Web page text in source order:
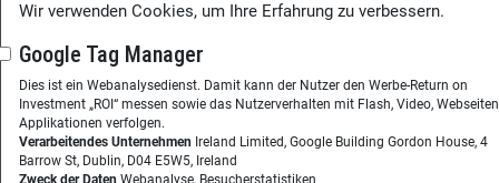
Wir verwenden Cookies, um Ihre Erfahrung zu verbessern.
Google Tag Manager
Dies ist ein Webanalysedienst. Damit kann der Nutzer den Werbe-Return on
Investment „ROI“ messen sowie das Nutzerverhalten mit Flash, Video,
Applikationen verfolgen.
Verarbeitendes Unternehmen Ireland Limited, Google Building Gordon House, 4
Barrow St, Dublin, D04 E5W5, Ireland
Zweck der Daten Webanalyse, Besucherstatistiken